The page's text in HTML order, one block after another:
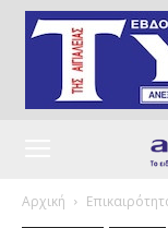
Αρχική